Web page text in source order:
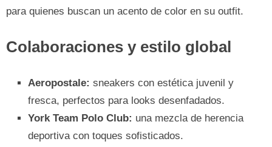
para quienes buscan un acento de color en su outfit.
Colaboraciones y estilo global
Aeropostale: sneakers con estética juvenil y
fresca, perfectos para looks desenfadados.
York Team Polo Club: una mezcla de herencia
deportiva con toques sofisticados.